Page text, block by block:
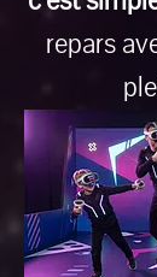
repars